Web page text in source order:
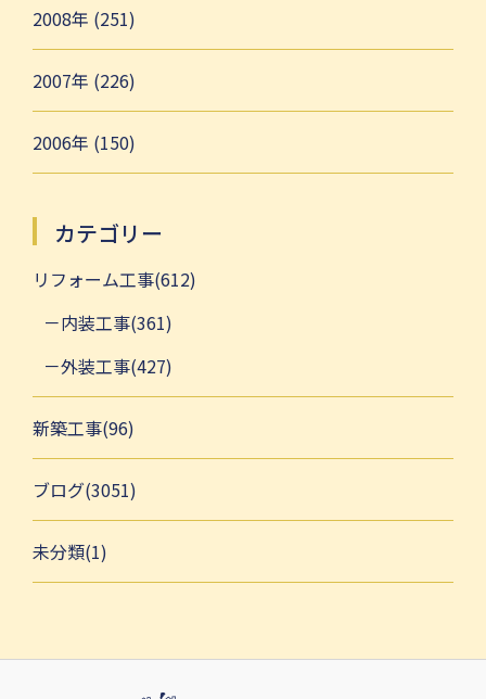
2008年 (251)
2007年 (226)
2006年 (150)
カテゴリー
リフォーム工事(612)
内装工事(361)
外装工事(427)
新築工事(96)
ブログ(3051)
未分類(1)